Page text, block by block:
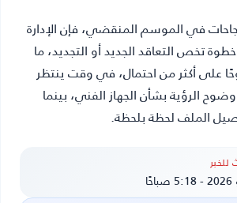
في الموسم المنقضي، فإن الإدارة
تخص التعاقد الجديد أو التجديد، ما
على أكثر من احتمال، في وقت ينتظر
الرؤية بشأن الجهاز الفني، بينما
الملف لحظة بلحظة.